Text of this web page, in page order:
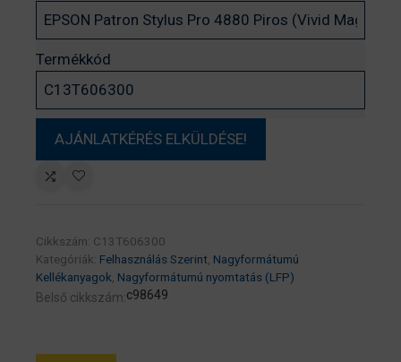
Termékkód
Cikkszám: C13T606300
Kategóriák: Felhasználás Szerint, Nagyformátumú
Kellékanyagok, Nagyformátumú nyomtatás (LFP)
Belső cikkszám:c98649